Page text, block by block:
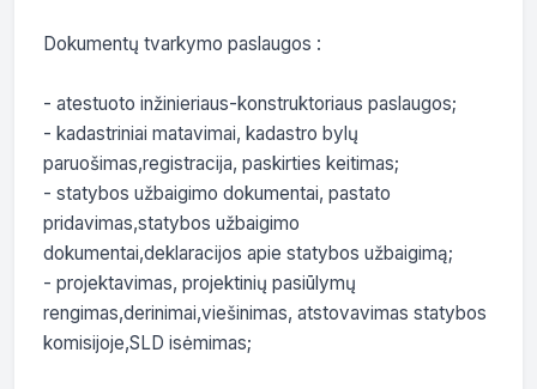
Dokumentų tvarkymo paslaugos :
- atestuoto inžinieriaus-konstruktoriaus paslaugos;
- kadastriniai matavimai, kadastro bylų
paruošimas,registracija, paskirties keitimas;
- statybos užbaigimo dokumentai, pastato
pridavimas,statybos užbaigimo
dokumentai,deklaracijos apie statybos užbaigimą;
- projektavimas, projektinių pasiūlymų
rengimas,derinimai,viešinimas, atstovavimas statybos
komisijoje,SLD isėmimas;